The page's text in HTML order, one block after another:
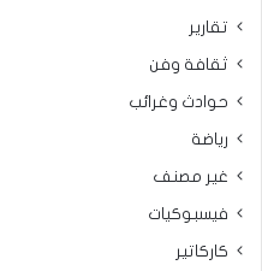
تقارير
ثقافة وفن
حوادث وغرائب
رياضة
غير مصنف
فيسبوكيات
كاركاتير